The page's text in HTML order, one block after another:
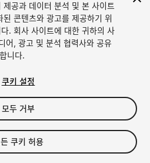
1/10
다.
공과 데이터 분석 및 본 사이트
콘텐츠와 광고를 제공하기 위
. 회사 사이트에 대한 귀하의 사
어, 광고 및 분석 협력사와 공유
합니다.
쿠키 설정
모두 거부
쿠키 허용